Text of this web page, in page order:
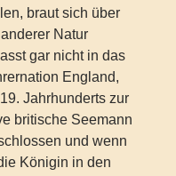
braut sich über
Natur
gar nicht in das
England,
Jahrhunderts zur
britische Seemann
und wenn
Königin in den